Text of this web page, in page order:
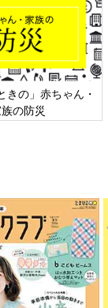
円）」と 「ラン
」を購入。浴室
ースを有効活用
いというときに
きの」赤ちゃん・
の防災